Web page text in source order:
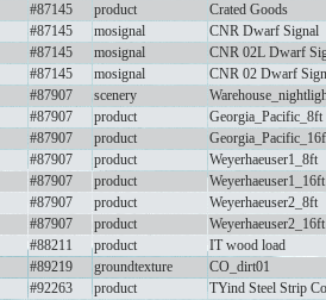
#87145 product
Crated Goods
#87145 mosignal
CNR Dwarf Signal
#87145 mosignal
CNR 02L Dwarf
#87145 mosignal
CNR 02 Dwarf
#87907 scenery
#87907 product
Georgia_Pacific_8ft
#87907 product
#87907 product
Weyerhaeuser1_8ft
#87907 product
Weyerhaeuser1_16ft
#87907 product
Weyerhaeuser2_8ft
#87907 product
Weyerhaeuser2_16ft
#88211 product
IT wood load
#89219 groundtexture
CO_dirt01
#92263 product
TYind Steel Strip